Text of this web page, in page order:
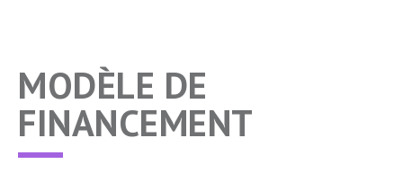
MODÈLE DE
FINANCEMENT